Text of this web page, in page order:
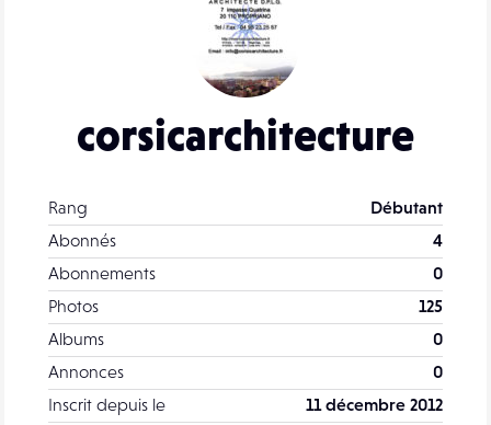
corsicarchitecture
Rang
Débutant
Abonnés
4
Abonnements
0
Photos
125
Albums
0
Annonces
0
Inscrit depuis le
11 décembre 2012